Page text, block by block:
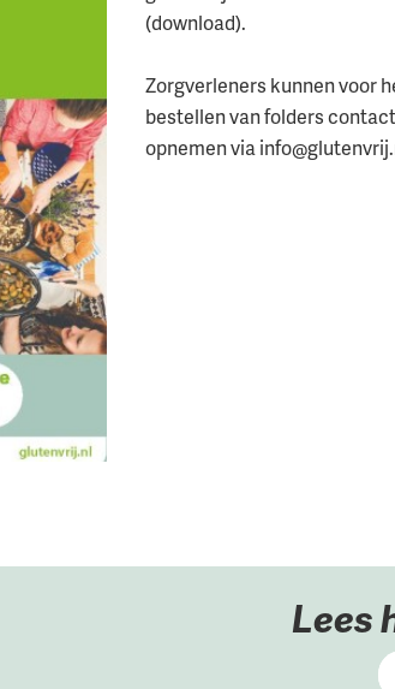
(download).
Zorgverleners kunnen voor
bestellen van folders contact
opnemen via
Lees